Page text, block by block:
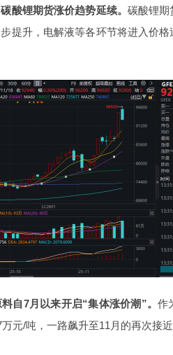
酸锂期货涨价趋势延续。 碳酸锂期
提升，电解液等各环节将进入价
自7月以来开启“集体涨价潮”。作
元/吨，一路飙升至11月的再次接